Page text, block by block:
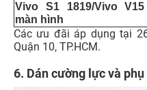
Vivo S1 1819/Vivo
màn hình
Các ưu đãi áp dụng tại
Quận 10, TP.HCM.
6. Dán cường lực và